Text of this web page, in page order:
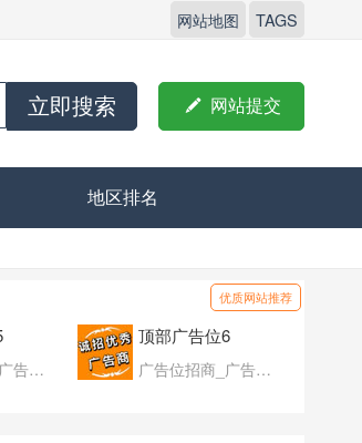
网站地图 TAGS
立即搜索  网站提交
地区排名
优质网站推荐
广告位招商_广告位待售
顶部广告位6
广告位招商_广告位待售